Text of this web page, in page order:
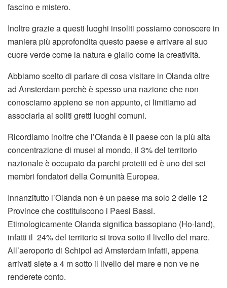
fascino e mistero.
Inoltre grazie a questi luoghi insoliti possiamo conoscere in
maniera più approfondita questo paese e arrivare al suo
cuore verde come la natura e giallo come la creatività.
Abbiamo scelto di parlare di cosa visitare in Olanda oltre
ad Amsterdam perchè è spesso una nazione che non
conosciamo appieno se non appunto, ci limitiamo ad
associarla ai soliti gretti luoghi comuni.
Ricordiamo inoltre che l’Olanda è il paese con la più alta
concentrazione di musei al mondo, il 3% del territorio
nazionale è occupato da parchi protetti ed è uno dei sei
membri fondatori della Comunità Europea.
Innanzitutto l’Olanda non è un paese ma solo 2 delle 12
Province che costituiscono i Paesi Bassi.
Etimologicamente Olanda significa bassopiano (Ho-land),
infatti il 24% del territorio si trova sotto il livello del mare.
All’aeroporto di Schipol ad Amsterdam infatti, appena
arrivati siete a 4 m sotto il livello del mare e non ve ne
renderete conto.